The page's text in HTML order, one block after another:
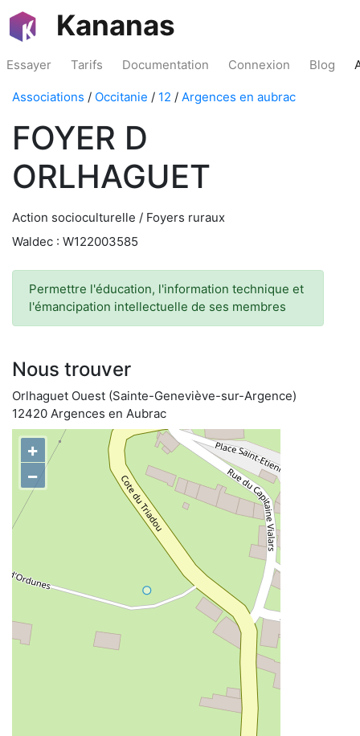
Kananas
Essayer Tarifs Documentation Connexion Blog
Associations / Occitanie / 12 / Argences en aubrac
FOYER D
ORLHAGUET
Action socioculturelle / Foyers ruraux
Waldec : W122003585
Permettre l'éducation, l'information technique et
l'émancipation intellectuelle de ses membres
Nous trouver
Orlhaguet Ouest (Sainte-Geneviève-sur-Argence)
12420 Argences en Aubrac
+
−